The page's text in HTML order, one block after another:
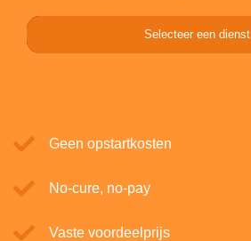
Selecteer een dienst
Geen opstartkosten
No-cure, no-pay
Vaste voordeelprijs